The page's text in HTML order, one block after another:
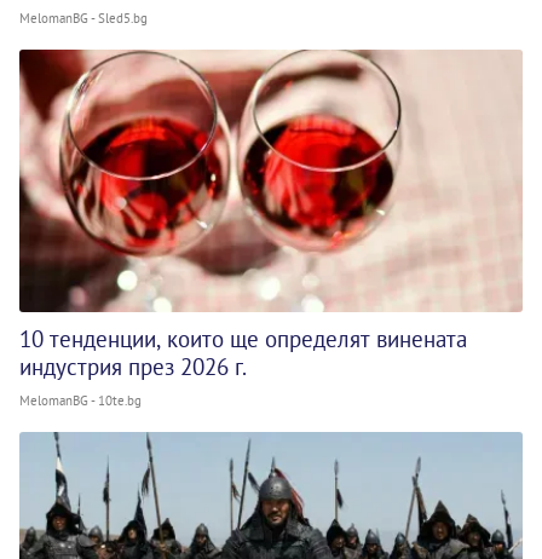
MelomanBG - Sled5.bg
10 тенденции, които ще определят винената
индустрия през 2026 г.
MelomanBG - 10te.bg